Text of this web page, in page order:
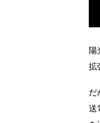
陽
拡
だ
送